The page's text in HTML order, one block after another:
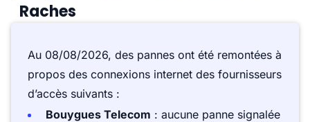
Raches
Au 08/08/2026, des pannes ont été remontées à
propos des connexions internet des fournisseurs
d’accès suivants :
Bouygues Telecom : aucune panne signalée